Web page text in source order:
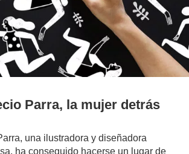
Parra, la mujer detrás
una ilustradora y diseñadora
ha conseguido hacerse un lugar de